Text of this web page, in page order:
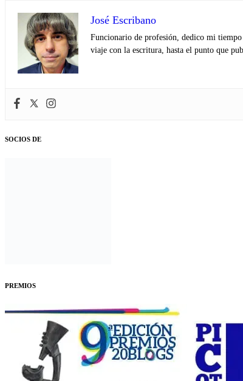
José Escribano
Funcionario de profesión, dedico mi
viaje con la escritura, hasta el punto que
SOCIOS DE
PREMIOS